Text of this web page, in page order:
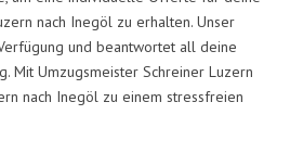
nach Inegöl zu erhalten. Unser
und beantwortet all deine
Mit Umzugsmeister Schreiner Luzern
nach Inegöl zu einem stressfreien